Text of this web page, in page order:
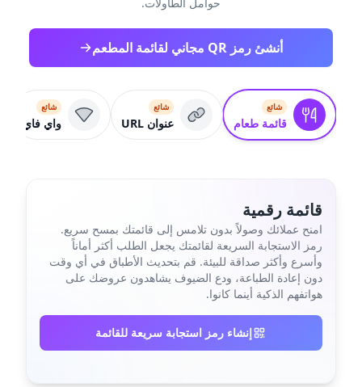
أنشئ رمز QR مجاني لقائمة المطعم
شائع
قائمة طعام
شائع
عنوان URL
شائع
واي فاي
قائمة رقمية
امنح عملائك وصولاً بدون تلامس إلى قائمتك بمسح سريع.
رمز الاستجابة السريعة لقائمتك يجعل الطلب أكثر أماناً
وأسرع وأكثر صداقة للبيئة. قم بتحديث الأطباق في أي وقت
دون إعادة الطباعة، ودع الضيوف يشاهدون عروضك على
هواتفهم الذكية أينما كانوا.
إنشاء رمز استجابة سريعة للقائمة